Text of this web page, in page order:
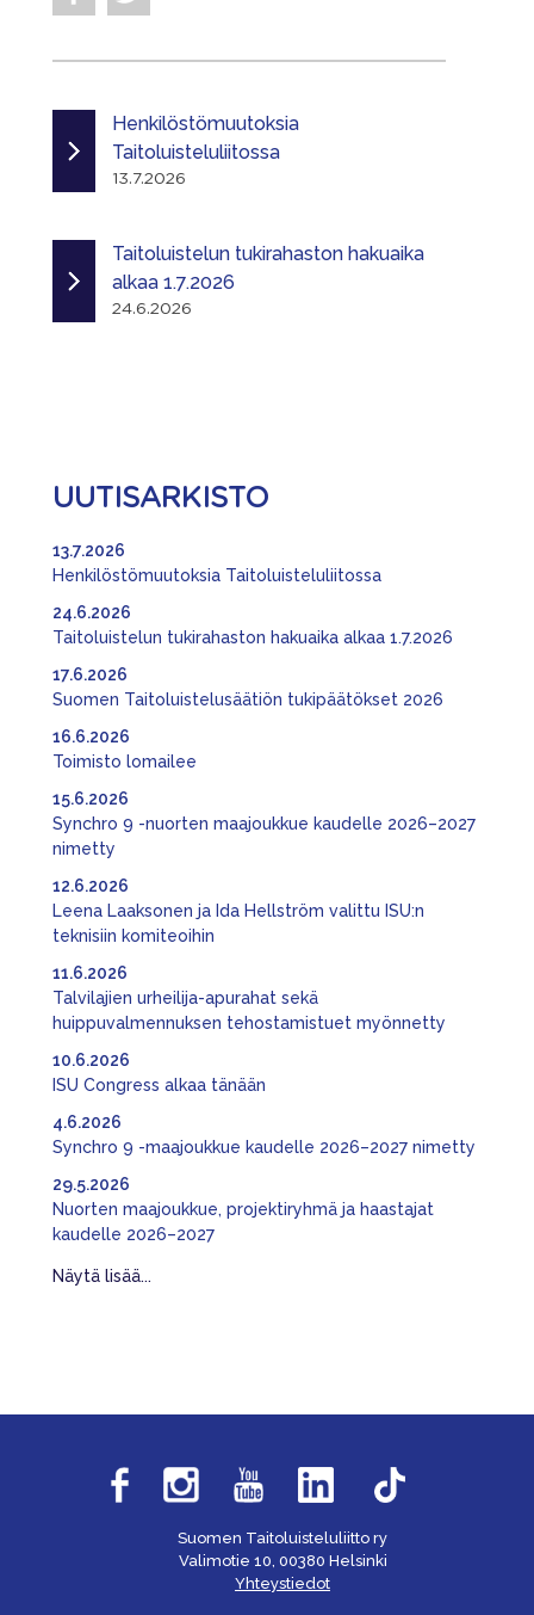
Henkilöstömuutoksia
Taitoluisteluliitossa
13.7.2026
Taitoluistelun tukirahaston hakuaika
alkaa 1.7.2026
24.6.2026
UUTISARKISTO
Henkilöstömuutoksia Taitoluisteluliitossa
13.7.2026
Taitoluistelun tukirahaston hakuaika alkaa 1.7.2026
24.6.2026
Suomen Taitoluistelusäätiön tukipäätökset 2026
17.6.2026
Toimisto lomailee
16.6.2026
Synchro 9 -nuorten maajoukkue kaudelle 2026–2027
nimetty
15.6.2026
Leena Laaksonen ja Ida Hellström valittu ISU:n
teknisiin komiteoihin
12.6.2026
Talvilajien urheilija-apurahat sekä
huippuvalmennuksen tehostamistuet myönnetty
11.6.2026
ISU Congress alkaa tänään
10.6.2026
Synchro 9 -maajoukkue kaudelle 2026–2027 nimetty
4.6.2026
Nuorten maajoukkue, projektiryhmä ja haastajat
kaudelle 2026–2027
29.5.2026
Näytä lisää...
Suomen Taitoluisteluliitto ry
Valimotie 10, 00380 Helsinki
Yhteystiedot